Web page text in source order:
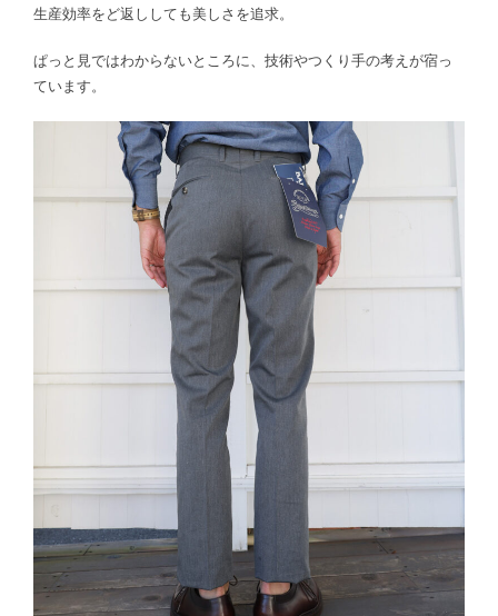
生産効率をど返ししても美しさを追求。
ぱっと見ではわからないところに、技術やつくり手の考えが宿っ
ています。